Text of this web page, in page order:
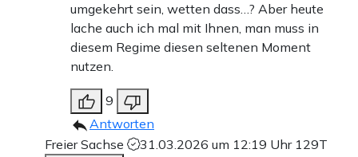
umgekehrt sein, wetten dass…? Aber heute
lache auch ich mal mit Ihnen, man muss in
diesem Regime diesen seltenen Moment
nutzen.
9
Antworten
Freier Sachse
31.03.2026 um 12:19 Uhr 129T